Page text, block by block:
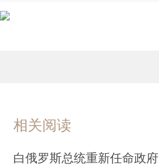
相关阅读
白俄罗斯总统重新任命政府